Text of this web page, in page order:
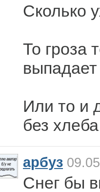
Сколько
То гроза
Или то и
без хлеба
арбуз
Снег бы